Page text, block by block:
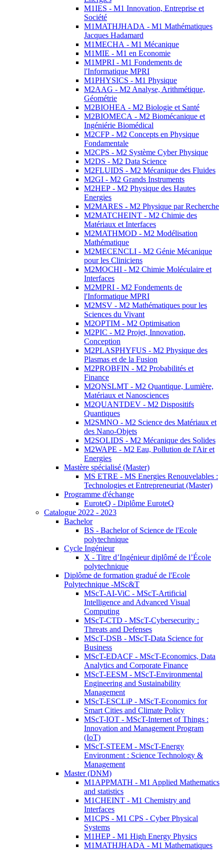
M1IES - M1 Innovation, Entreprise et
Société
M1MATHJHADA - M1 Mathématiques
Jacques Hadamard
M1MECHA - M1 Mécanique
M1MIE - M1 en Economie
M1MPRI - M1 Fondements de
l'Informatique MPRI
M1PHYSICS - M1 Physique
M2AAG - M2 Analyse, Arithmétique,
Géométrie
M2BIOHEA - M2 Biologie et Santé
M2BIOMECA - M2 Biomécanique et
Ingéniérie Biomédical
M2CFP - M2 Concepts en Physique
Fondamentale
M2CPS - M2 Système Cyber Physique
M2DS - M2 Data Science
M2FLUIDS - M2 Mécanique des Fluides
M2GI - M2 Grands Instruments
M2HEP - M2 Physique des Hautes
Energies
M2MARES - M2 Physique par Recherche
M2MATCHEINT - M2 Chimie des
Matériaux et Interfaces
M2MATHMOD - M2 Modélisation
Mathématique
M2MECENCLI - M2 Génie Mécanique
pour les Cliniciens
M2MOCHI - M2 Chimie Moléculaire et
Interfaces
M2MPRI - M2 Fondements de
l'Informatique MPRI
M2MSV - M2 Mathématiques pour les
Sciences du Vivant
M2OPTIM - M2 Optimisation
M2PIC - M2 Projet, Innovation,
Conception
M2PLASPHYFUS - M2 Physique des
Plasmas et de la Fusion
M2PROBFIN - M2 Probabilités et
Finance
M2QNSLMT - M2 Quantique, Lumière,
Matériaux et Nanosciences
M2QUANTDEV - M2 Dispositifs
Quantiques
M2SMNO - M2 Science des Matériaux et
des Nano-Objets
M2SOLIDS - M2 Mécanique des Solides
M2WAPE - M2 Eau, Pollution de l'Air et
Energies
Mastère spécialisé (Master)
MS ETRE - MS Energies Renouvelables :
Technologies et Entrepreneuriat (Master)
Programme d'échange
EuroteQ - Diplôme EuroteQ
Catalogue 2022 - 2023
Bachelor
BS - Bachelor of Science de l'Ecole
polytechnique
Cycle Ingénieur
X - Titre d’Ingénieur diplômé de l’École
polytechnique
Diplôme de formation gradué de l'Ecole
Polytechnique -MSc&T
MScT-AI-ViC - MScT-Artificial
Intelligence and Advanced Visual
Computing
MScT-CTD - MScT-Cybersecurity :
Threats and Defenses
MScT-DSB - MScT-Data Science for
Business
MScT-EDACF - MScT-Economics, Data
Analytics and Corporate Finance
MScT-EESM - MScT-Environmental
Engineering and Sustainability
Management
MScT-ESCLiP - MScT-Economics for
Smart Cities and Climate Policy
MScT-IOT - MScT-Internet of Things :
Innovation and Management Program
(IoT)
MScT-STEEM - MScT-Energy
Environment : Science Technology &
Management
Master (DNM)
M1APPMATH - M1 Applied Mathematics
and statistics
M1CHEINT - M1 Chemistry and
Interfaces
M1CPS - M1 CPS - Cyber Physical
Systems
M1HEP - M1 High Energy Physics
M1MATHJHADA - M1 Mathematiques